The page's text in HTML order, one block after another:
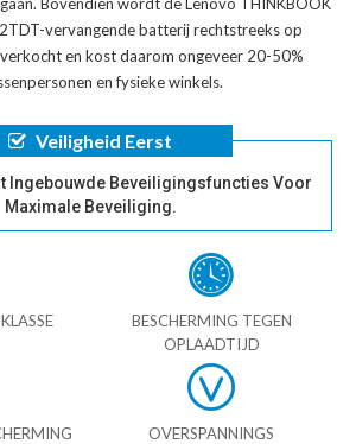
Bovendien wordt de Lenovo THINKBOOK
vervangende batterijrechtstreeks op
en kost daarom ongeveer 20-50%
en fysieke winkels.
Veiligheid Eerst
Ingebouwde Beveiligingsfuncties Voor
Maximale Beveiliging.
BESCHERMING TEGEN
OPLAADTIJD
OVERSPANNINGS